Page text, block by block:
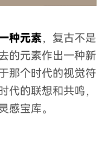
种元素，复古不是
的元素作出一种新
那个时代的视觉符
代的联想和共鸣，
感宝库。